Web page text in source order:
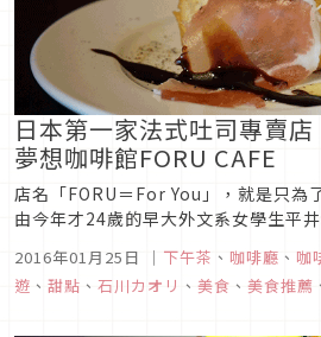
日本第一家法式吐司專賣
夢想咖啡館FORU CAFE
店名「FORU＝For You」，就是只為
由今年才24歲的早大外文系女學生平
店內也買得到她那兼具營養口感與味
「FORU GRANOLA」。
2016年01月25日 ｜ 下午茶 、 咖啡廳 、 咖
遊 、 甜點 、 石川カオリ 、 美食 、 美食推薦